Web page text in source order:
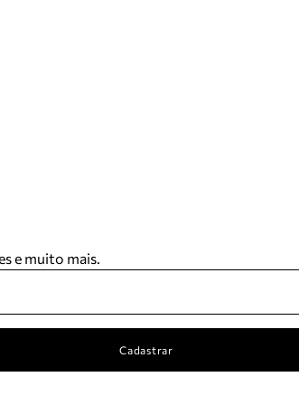
e muito mais.
Cadastrar